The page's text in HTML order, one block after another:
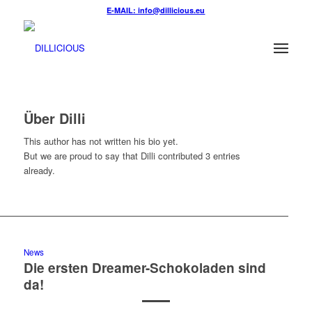
E-MAIL: info@dillicious.eu
Über Dilli
This author has not written his bio yet.
But we are proud to say that Dilli contributed 3 entries
already.
News
Die ersten Dreamer-Schokoladen sind
da!